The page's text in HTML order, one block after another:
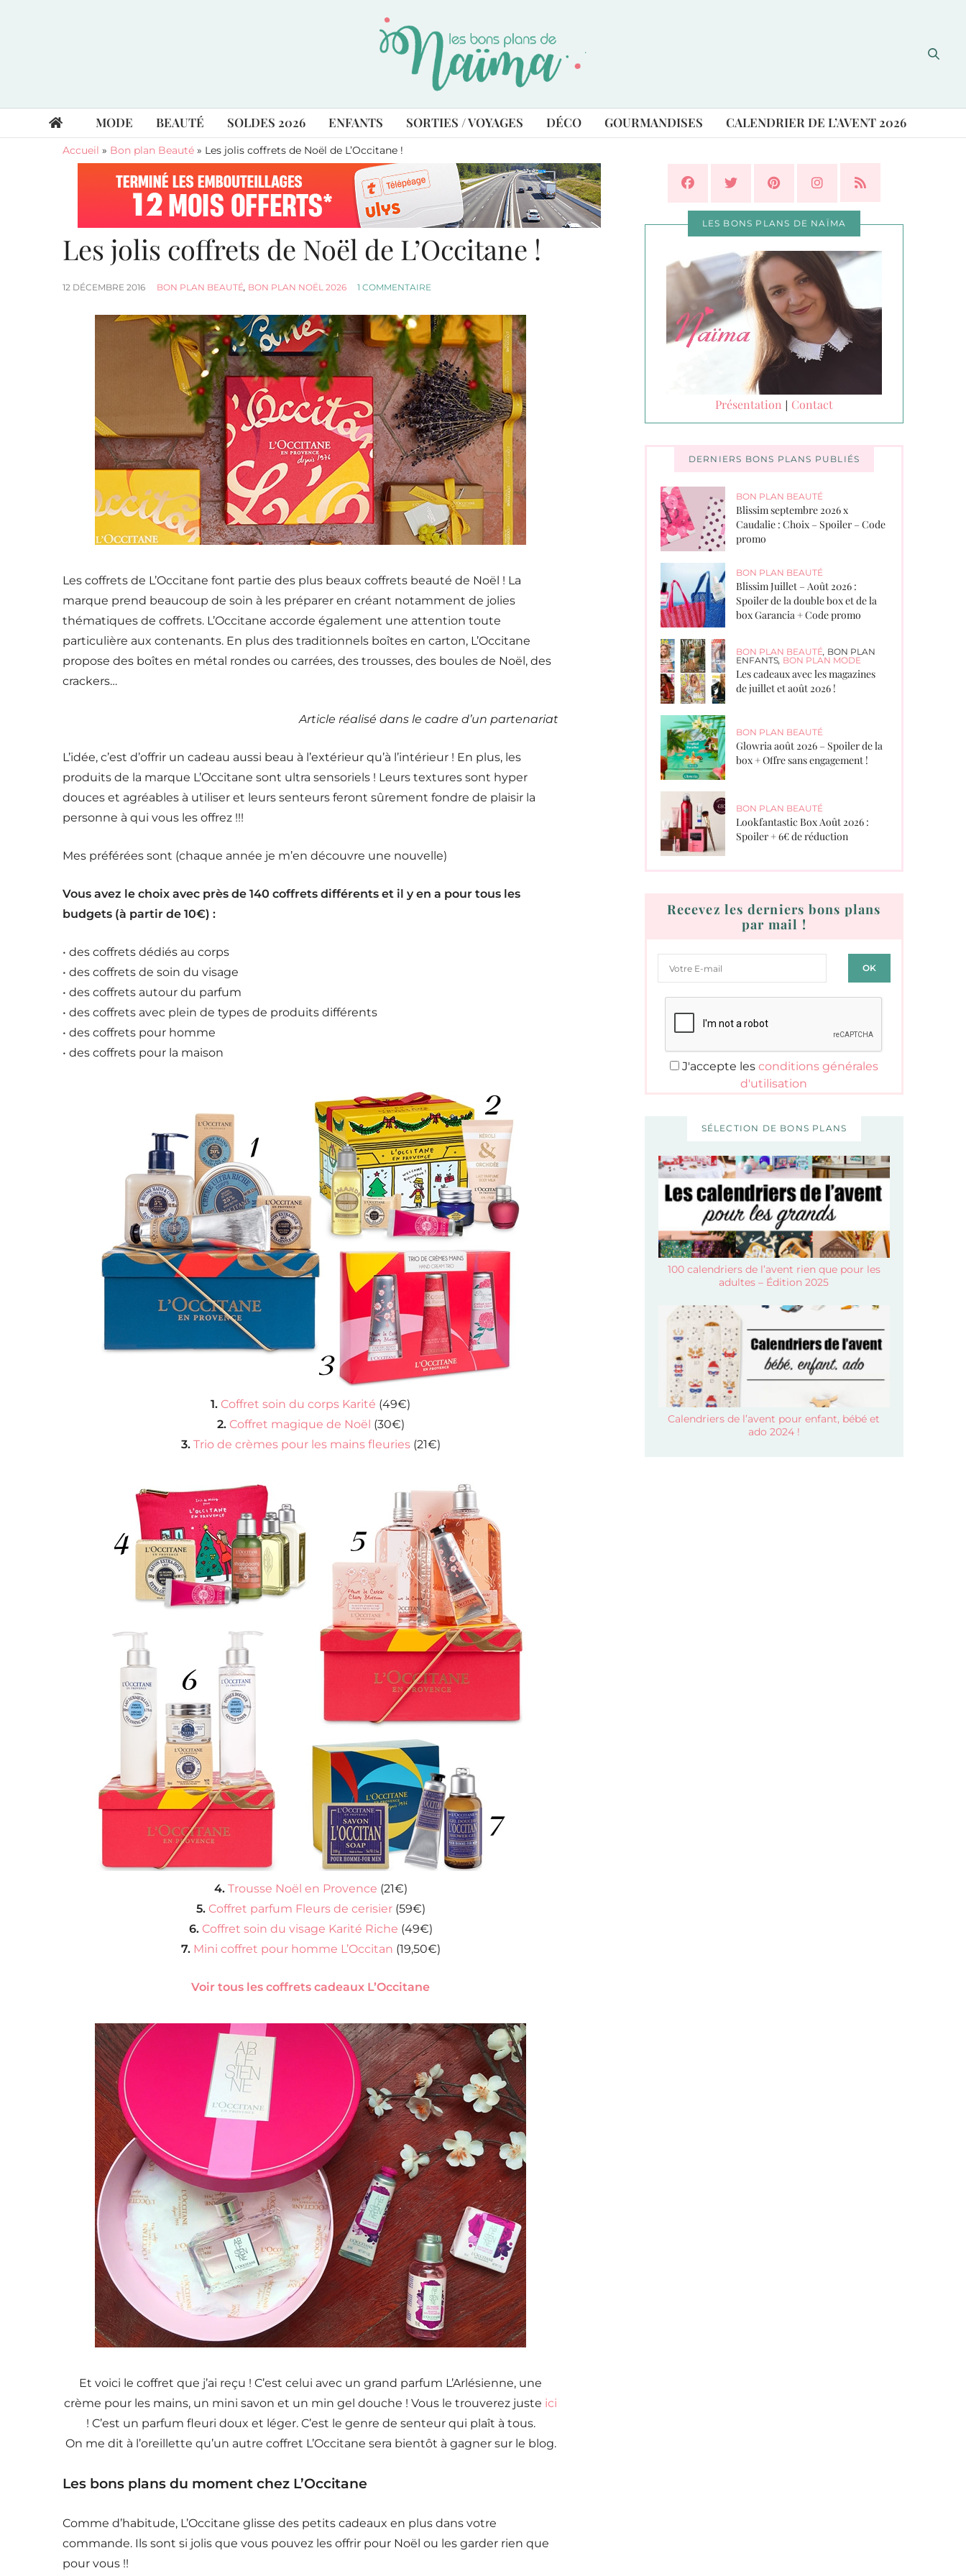
MODE BEAUTÉ SOLDES 2026 ENFANTS SORTIES / VOYAGES DÉCO GOURMANDISES CALENDRIER DE L’AVENT 2026
Accueil » Bon plan Beauté » Les jolis coffrets de Noël de L’Occitane !
Les jolis coffrets de Noël de L’Occitane !
12 DÉCEMBRE 2016 BON PLAN BEAUTÉ, BON PLAN NOËL 2026 1 COMMENTAIRE
Les coffrets de L’Occitane font partie des plus beaux coffrets beauté de Noël ! La
marque prend beaucoup de soin à les préparer en créant notamment de jolies
thématiques de coffrets. L’Occitane accorde également une attention toute
particulière aux contenants. En plus des traditionnels boîtes en carton, L’Occitane
propose des boîtes en métal rondes ou carrées, des trousses, des boules de Noël, des
crackers…
Article réalisé dans le cadre d’un partenariat
L’idée, c’est d’offrir un cadeau aussi beau à l’extérieur qu’à l’intérieur ! En plus, les
produits de la marque L’Occitane sont ultra sensoriels ! Leurs textures sont hyper
douces et agréables à utiliser et leurs senteurs feront sûrement fondre de plaisir la
personne à qui vous les offrez !!!
Mes préférées sont (chaque année je m’en découvre une nouvelle)
Vous avez le choix avec près de 140 coffrets différents et il y en a pour tous les
budgets (à partir de 10€) :
• des coffrets dédiés au corps
• des coffrets de soin du visage
• des coffrets autour du parfum
• des coffrets avec plein de types de produits différents
• des coffrets pour homme
• des coffrets pour la maison
1. Coffret soin du corps Karité (49€)
2. Coffret magique de Noël (30€)
3. Trio de crèmes pour les mains fleuries(21€)
4. Trousse Noël en Provence (21€)
5. Coffret parfum Fleurs de cerisier(59€)
6. Coffret soin du visage Karité Riche (49€)
7. Mini coffret pour homme L’Occitan (19,50€)
Voir tous les coffrets cadeaux L’Occitane
Et voici le coffret que j’ai reçu ! C’est celui avec un grand parfum L’Arlésienne, une
crème pour les mains, un mini savon et un min gel douche ! Vous le trouverez juste ici
! C’est un parfum fleuri doux et léger. C’est le genre de senteur qui plaît à tous.
On me dit à l’oreillette qu’un autre coffret L’Occitane sera bientôt à gagner sur le blog.
Les bons plans du moment chez L’Occitane
Comme d’habitude, L’Occitane glisse des petits cadeaux en plus dans votre
commande. Ils sont si jolis que vous pouvez les offrir pour Noël ou les garder rien que
pour vous !!
LES BONS PLANS DE NAÏMA
Présentation | Contact
DERNIERS BONS PLANS PUBLIÉS
BON PLAN BEAUTÉ
Blissim septembre 2026 x
Caudalie : Choix – Spoiler – Code
promo
BON PLAN BEAUTÉ
Blissim Juillet – Août 2026 :
Spoiler de la double box et de la
box Garancia + Code promo
BON PLAN BEAUTÉ BON PLAN
ENFANTS BON PLAN MODE
Les cadeaux avec les magazines
de juillet et août 2026 !
BON PLAN BEAUTÉ
Glowria août 2026 – Spoiler de la
box + Offre sans engagement !
BON PLAN BEAUTÉ
Lookfantastic Box Août 2026 :
Spoiler + 6€ de réduction
Recevez les derniers bons plans
par mail !
J'accepte les conditions générales
d'utilisation
SÉLECTION DE BONS PLANS
100 calendriers de l’avent rien que pour les
adultes – Édition 2025
Calendriers de l’avent pour enfant, bébé et
ado 2024 !